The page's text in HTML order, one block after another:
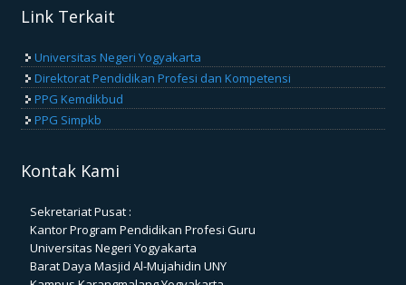
Link Terkait
Universitas Negeri Yogyakarta
Direktorat Pendidikan Profesi dan Kompetensi
PPG Kemdikbud
PPG Simpkb
Kontak Kami
Sekretariat Pusat :
Kantor Program Pendidikan Profesi Guru
Universitas Negeri Yogyakarta
Barat Daya Masjid Al-Mujahidin UNY